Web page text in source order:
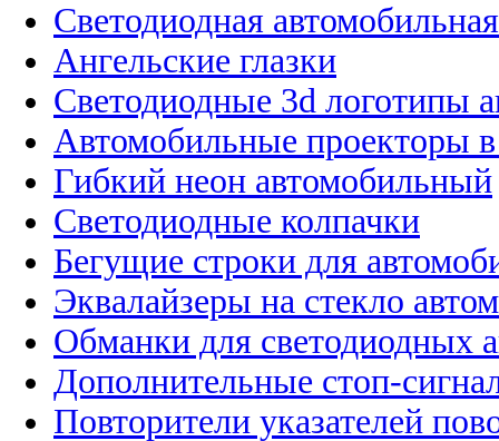
Светодиодная
Ангельские глазки
Светодиодные 3d логотипы
Автомобильные проекторы
Гибкий неон автомобильный
Светодиодные колпачки
Бегущие строки для
Эквалайзеры на стекло
Обманки для светодиодных
Дополнительные стоп-
Повторители указателей